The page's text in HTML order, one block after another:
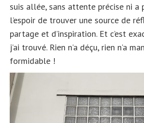
suis allée, sans attente précise ni a
l’espoir de trouver une source de
partage et d’inspiration. Et c’est
j’ai trouvé. Rien n’a déçu, rien n’a
formidable !